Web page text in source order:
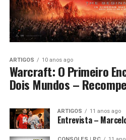
ARTIGOS 10 anos ago
Warcraft: O Primeiro
Dois Mundos –
ARTIGOS 11 anos ago
Entrevista –